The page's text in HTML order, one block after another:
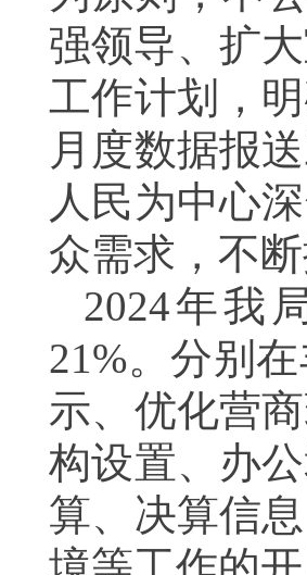
强领导、 扩
工作计划，
月度数据报
人民为中心
众需求，不
2024年我
21%。分别
示、优化营
构设置、办
算、决算信息